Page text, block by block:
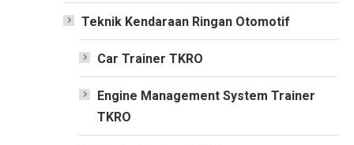
Teknik Kendaraan Ringan Otomotif
Car Trainer TKRO
Engine Management System Trainer
TKRO